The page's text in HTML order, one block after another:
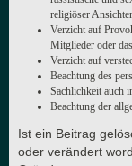
religiöser
Verzicht auf
Mitglieder oder
Verzicht auf
Beachtung des
Sachlichkeit auch
Beachtung der
Ist ein Beitrag
oder verändert